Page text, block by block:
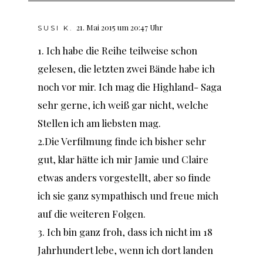
SUSI K. 21. Mai 2015 um 20:47 Uhr
1. Ich habe die Reihe teilweise schon
gelesen, die letzten zwei Bände habe ich
noch vor mir. Ich mag die Highland- Saga
sehr gerne, ich weiß gar nicht, welche
Stellen ich am liebsten mag.
2.Die Verfilmung finde ich bisher sehr
gut, klar hätte ich mir Jamie und Claire
etwas anders vorgestellt, aber so finde
ich sie ganz sympathisch und freue mich
auf die weiteren Folgen.
3. Ich bin ganz froh, dass ich nicht im 18
Jahrhundert lebe, wenn ich dort landen